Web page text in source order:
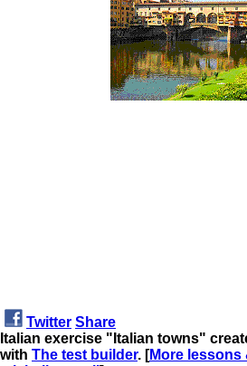
Twitter Share
Italian exercise "Italian towns"
with The test builder. [More lessons